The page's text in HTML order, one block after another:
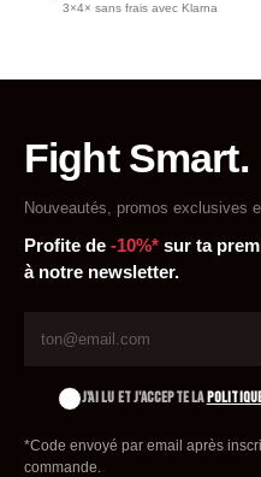
3×4× sans frais avec Klarna
Fight Smart.
Nouveautés, promos exclusives
Profite de -10%* sur ta
à notre newsletter.
J'AI LU ET J'ACCEPTE LA
*Code envoyé par email après
commande.